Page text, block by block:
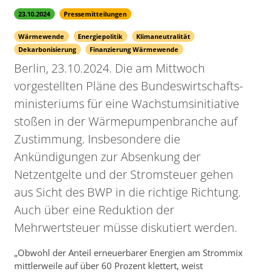
23.10.2024 Pressemitteilungen
Wärmewende Energiepolitik
Klimaneutralität
Dekarbonisierung
Finanzierung Wärmewende
Berlin, 23.10.2024. Die am Mittwoch
vorgestellten Pläne des Bundeswirtschafts-
ministeriums für eine Wachstumsinitiative
stoßen in der Wärmepumpenbranche auf
Zustimmung. Insbesondere die
Ankündigungen zur Absenkung der
Netzentgelte und der Stromsteuer gehen
aus Sicht des BWP in die richtige Richtung.
Auch über eine Reduktion der
Mehrwertsteuer müsse diskutiert werden.
„Obwohl der Anteil erneuerbarer Energien am Strommix
mittlerweile auf über 60 Prozent klettert, weist